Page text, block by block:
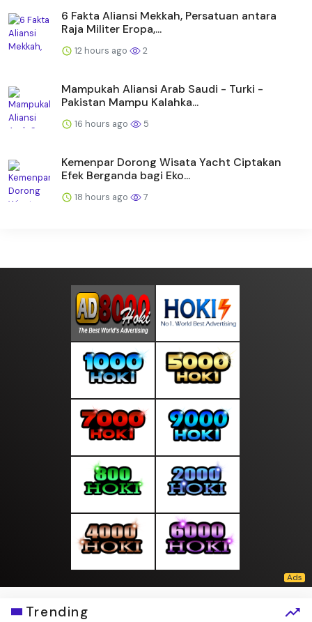
6 Fakta Aliansi Mekkah, Persatuan antara
Raja Militer Eropa,...
12 hours ago 2
Mampukah Aliansi Arab Saudi - Turki -
Pakistan Mampu Kalahka...
16 hours ago 5
Kemenpar Dorong Wisata Yacht Ciptakan
Efek Berganda bagi Eko...
18 hours ago 7
Trending